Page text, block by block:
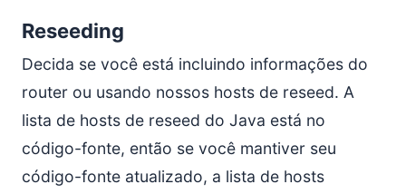
Reseeding
Decida se você está incluindo informações do
router ou usando nossos hosts de reseed. A
lista de hosts de reseed do Java está no
código-fonte, então se você mantiver seu
código-fonte atualizado, a lista de hosts